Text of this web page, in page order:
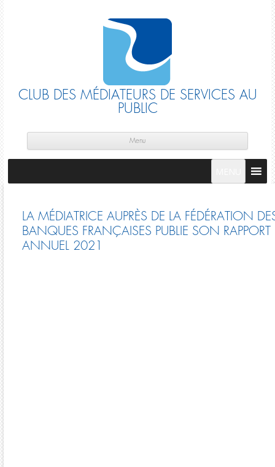
CLUB DES MÉDIATEURS DE SERVICES AU
PUBLIC
Menu
LA MÉDIATRICE AUPRÈS DE LA FÉDÉRATION
BANQUES FRANÇAISES PUBLIE SON RAPPORT
ANNUEL 2021